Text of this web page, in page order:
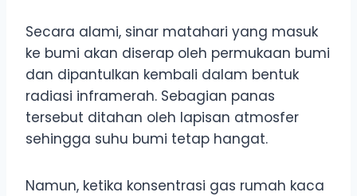
Secara alami, sinar matahari yang masuk
ke bumi akan diserap oleh permukaan bumi
dan dipantulkan kembali dalam bentuk
radiasi inframerah. Sebagian panas
tersebut ditahan oleh lapisan atmosfer
sehingga suhu bumi tetap hangat.
Namun, ketika konsentrasi gas rumah kaca